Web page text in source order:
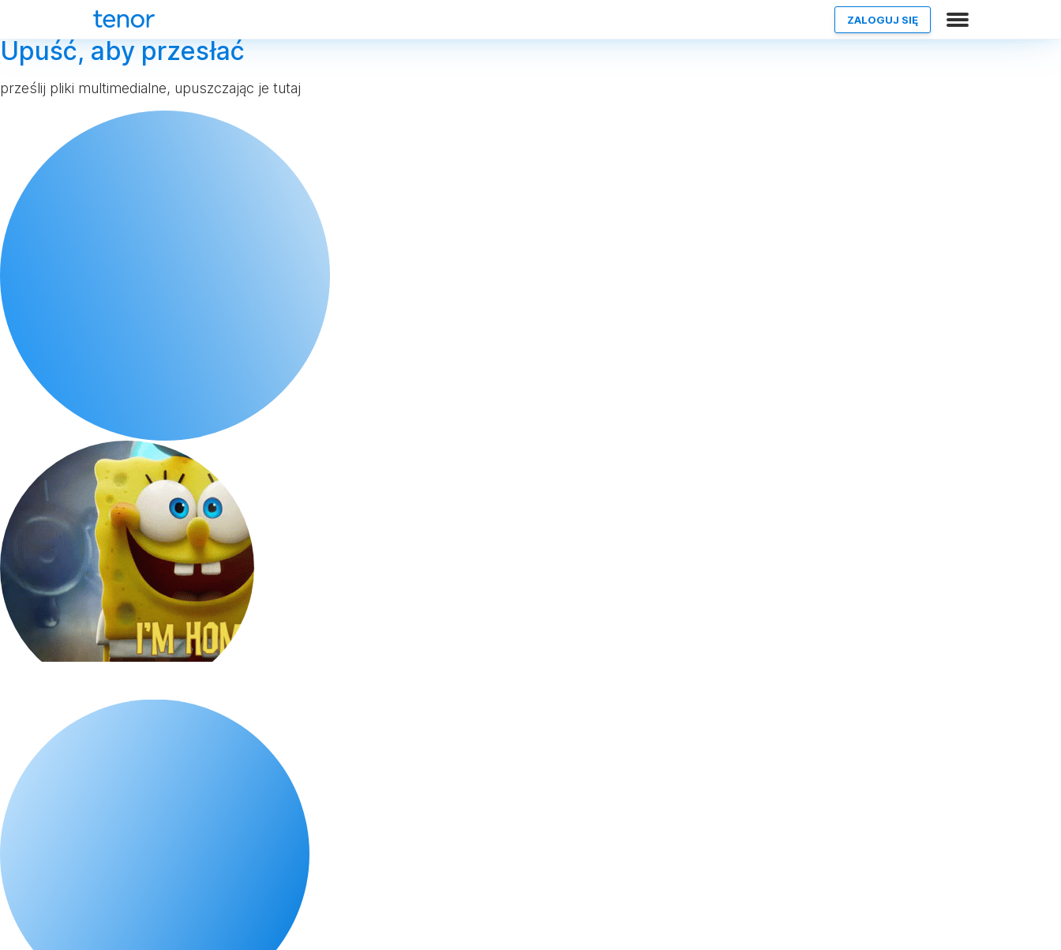
ZALOGUJ SIĘ
Upuść, aby przesłać
prześlij pliki multimedialne, upuszczając je tutaj